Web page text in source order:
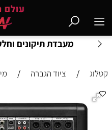
מעבדת תיקונים
קטלוג / ציוד הגברה /